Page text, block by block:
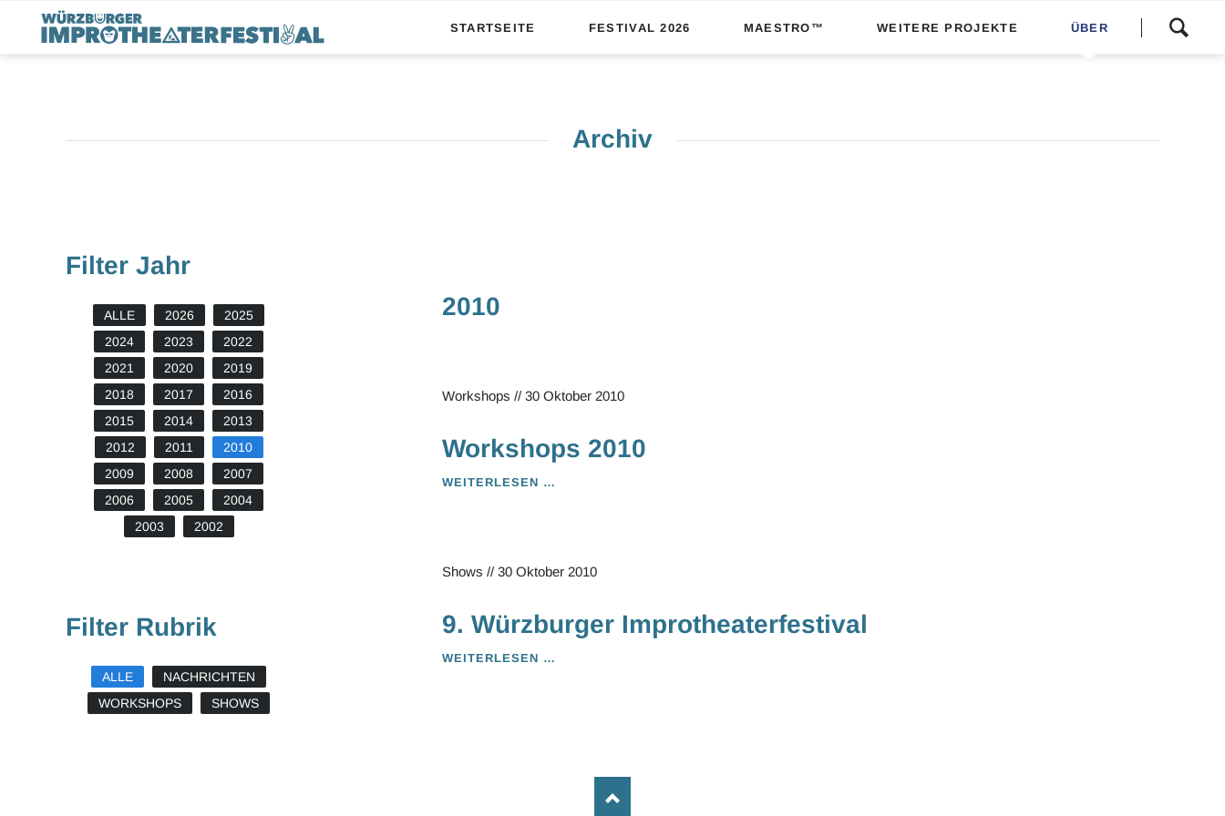
überspringen
STARTSEITE FESTIVAL 2026
Festival-Leitfaden
MAESTRO™ WEITERE PROJEKTE ÜBER
Spenden
Archiv
Filter Jahr
ALLE 2026
2025
2024
2023
2022
2021
2020
2019
2018
2017
2016
2015
2014
2013
2012
2011
2010
2009
2008
2007
2006
2005
2004
2003
2002
Filter Rubrik
ALLE
NACHRICHTEN
WORKSHOPS
SHOWS
2010
Workshops //30 Oktober 2010
Workshops 2010
WEITERLESEN …
Shows //30 Oktober 2010
9. Würzburger Improtheaterfestival
WEITERLESEN …